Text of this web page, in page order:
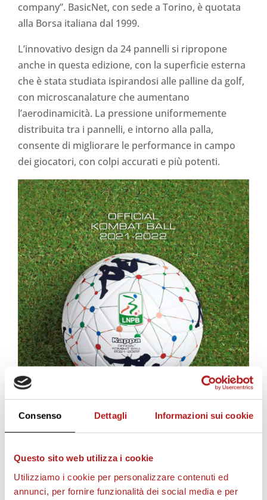
Consenso Dettagli Informazioni sui cookie
Questo sito web utilizza i cookie
Utilizziamo i cookie per personalizzare contenuti ed
annunci, per fornire funzionalità dei social media e per
company”. BasicNet, con sede a Torino, è quotata
alla Borsa italiana dal 1999.
L’innovativo design da 24 pannelli si ripropone
anche in questa edizione, con la superficie esterna
che è stata studiata ispirandosi alle palline da golf,
con microscanalature che aumentano
l’aerodinamicità. La pressione uniformemente
distribuita tra i pannelli, e intorno alla palla,
consente di migliorare le performance in campo
dei giocatori, con colpi accurati e più potenti.